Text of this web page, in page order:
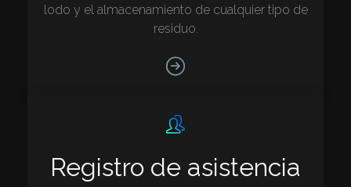
lodo y el almacenamiento de cualquier tipo de
residuo.
Registro de asistencia